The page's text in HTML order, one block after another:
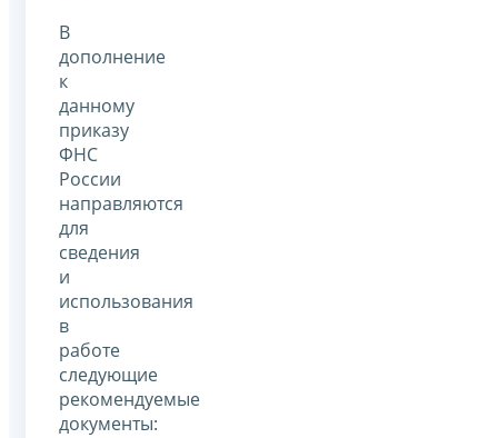
В
дополнение
к
данному
приказу
ФНС
России
направляются
для
сведения
и
использования
в
работе
следующие
рекомендуемые
документы: